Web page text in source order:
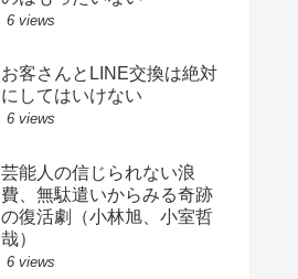
6 views
お客さんとLINE交換は絶対
にしてはいけない
6 views
芸能人の信じられない浪
費、無駄遣いからみる奇跡
の復活劇（小林旭、小室哲
哉）
6 views